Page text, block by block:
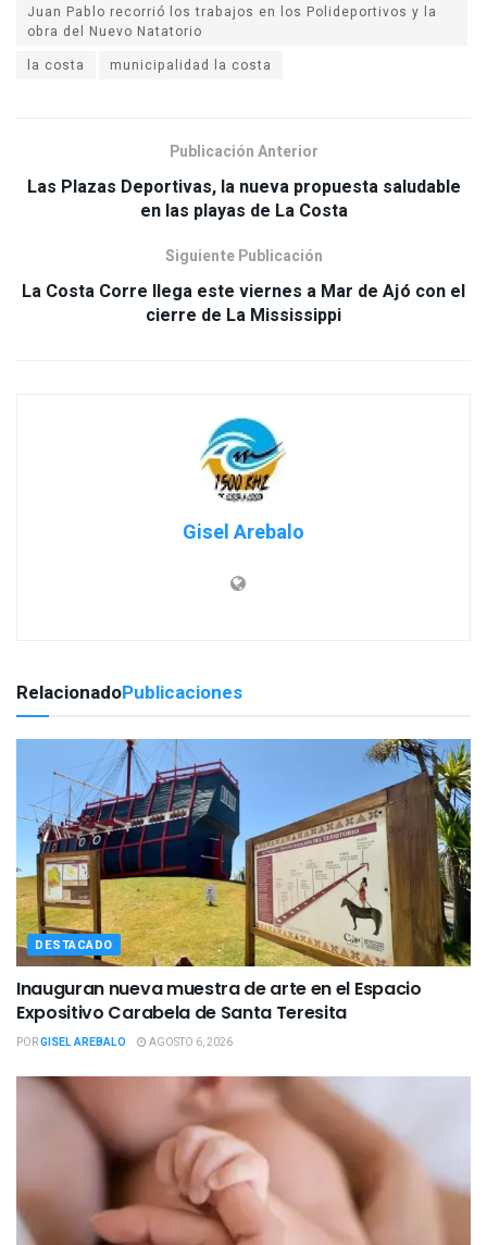
Juan Pablo recorrió los trabajos en los Polideportivos y la
obra del Nuevo Natatorio
la costa
municipalidad la costa
Publicación Anterior
Las Plazas Deportivas, la nueva propuesta saludable
en las playas de La Costa
Siguiente Publicación
La Costa Corre llega este viernes a Mar de Ajó con el
cierre de La Mississippi
Gisel Arebalo
RelacionadoPublicaciones
DESTACADO
Inauguran nueva muestra de arte en el Espacio
Expositivo Carabela de Santa Teresita
PORGISEL AREBALO AGOSTO 6, 2026